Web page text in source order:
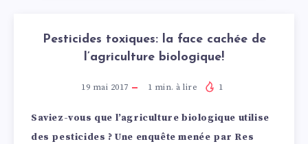
Pesticides toxiques: la face cachée de
l’agriculture biologique!
19 mai 2017 1 min. à lire 1
Saviez-vous que l’agriculture biologique utilise
des pesticides ? Une enquête menée par Res